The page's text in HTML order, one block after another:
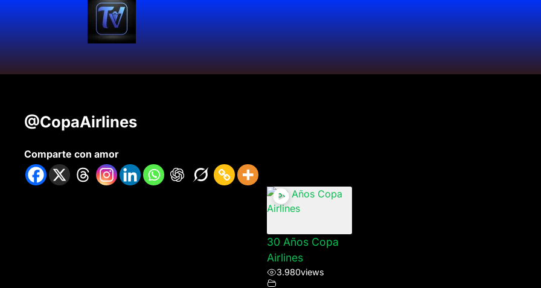
@CopaAirlines
Comparte con amor
30 Años Copa
Airlines
3.980views